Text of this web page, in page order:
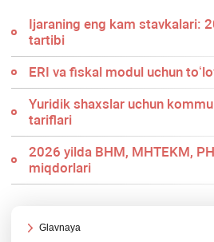
Ijaraning eng kam stavkalari:
tartibi
ERI va fiskal modul uchun
Yuridik shaхslar uchun
tariflari
2026 yilda BHM, MHTEKM,
miqdorlari
Glavnaya